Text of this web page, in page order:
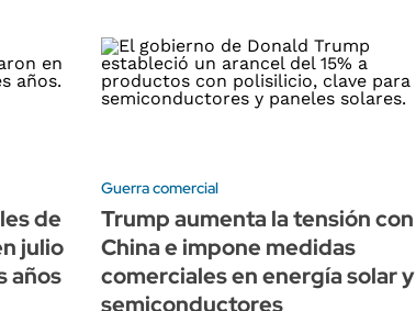
de
julio
años
Guerra comercial
Trump aumenta la tensión con
China e impone medidas
comerciales en energía solar y
semiconductores